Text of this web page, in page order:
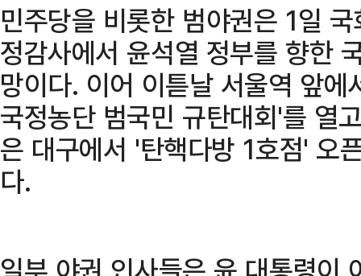
민주당을 비롯한 범야권은 1일
정감사에서 윤석열 정부를 향한
망이다. 이어 이튿날 서울역 앞
국정농단 범국민 규탄대회'를 열
은 대구에서 '탄핵다방 1호점' 오
다.